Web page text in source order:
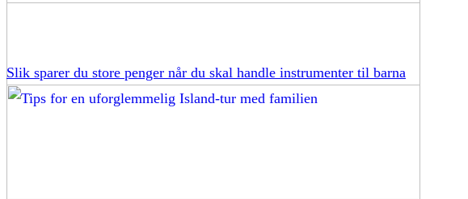
Slik sparer du store penger når du skal handle instrumenter til barna